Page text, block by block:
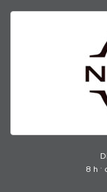
8 h ·